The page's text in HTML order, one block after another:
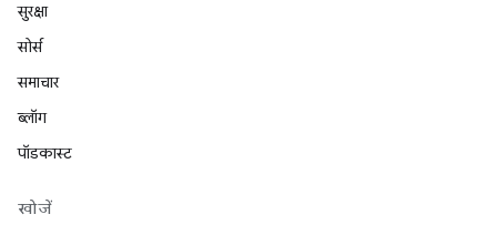
सुरक्षा
सोर्स
समाचार
ब्लॉग
पॉडकास्ट
खोजें